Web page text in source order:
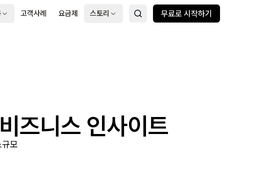
고객사례 요금제 스토리 무료로 시작하기
즈니스 인사이트
모